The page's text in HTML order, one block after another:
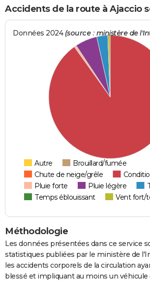
Accidents de la route à Ajaccio
Données 2024 (source : ministère de
Autre
Brouillard/fumée
Chute de neige/grêle
Pluie forte
Pluie légère
Temps éblouissant
Vent fort/
Méthodologie
Les données présentées dans ce service
statistiques publiées par le ministère de
les accidents corporels de la circulation
blessé et impliquant au moins un